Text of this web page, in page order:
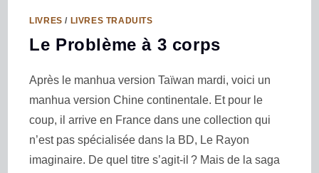
LIVRES / LIVRES TRADUITS
Le Problème à 3 corps
Après le manhua version Taïwan mardi, voici un
manhua version Chine continentale. Et pour le
coup, il arrive en France dans une collection qui
n’est pas spécialisée dans la BD, Le Rayon
imaginaire. De quel titre s’agit-il ? Mais de la saga